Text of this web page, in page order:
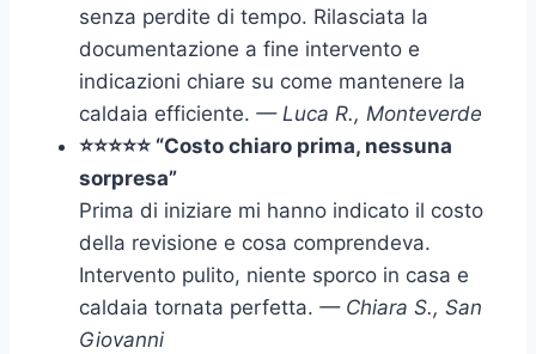
senza perdite di tempo. Rilasciata la
documentazione a fine intervento e
indicazioni chiare su come mantenere la
caldaia efficiente. — Luca R., Monteverde
⭐⭐⭐⭐⭐ “Costo chiaro prima, nessuna
sorpresa”
Prima di iniziare mi hanno indicato il costo
della revisione e cosa comprendeva.
Intervento pulito, niente sporco in casa e
caldaia tornata perfetta. — Chiara S., San
Giovanni